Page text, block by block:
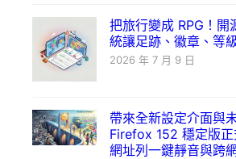
把旅行變成 RPG！開
統讓足跡、徽章、等
2026 年 7 月 9 日
帶來全新設定介面與
Firefox 152 穩定版
網址列一鍵靜音與跨